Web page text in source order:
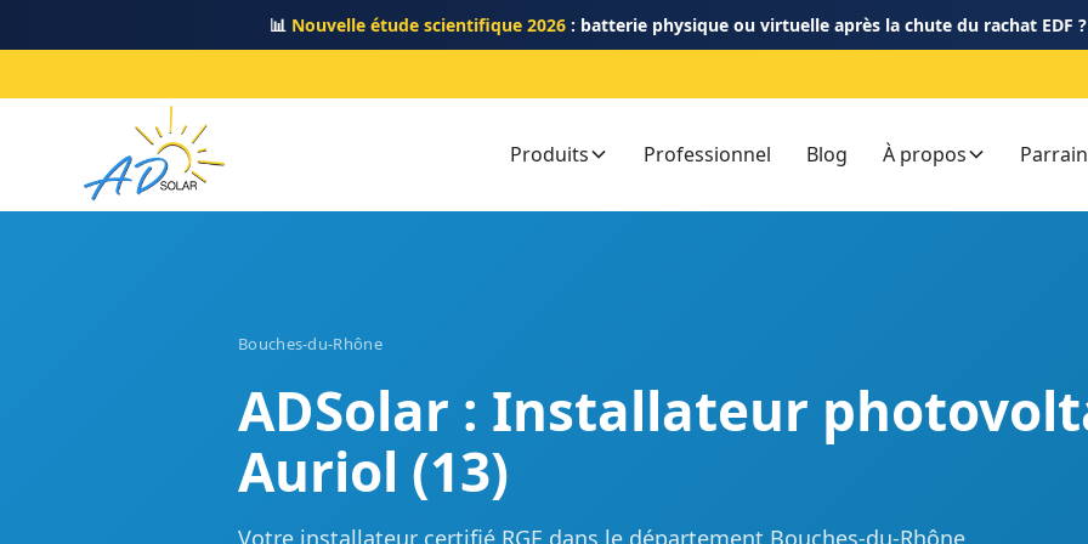
📊 Nouvelle étude scientifique 2026: batterie physique ou virtuelle après la chute du rachat EDF ?
Produits Professionnel Blog À propos
Bouches-du-Rhône
ADSolar : Installateur
Auriol (13)
Votre installateur certifié RGE dans le département Bouches-du-Rhône